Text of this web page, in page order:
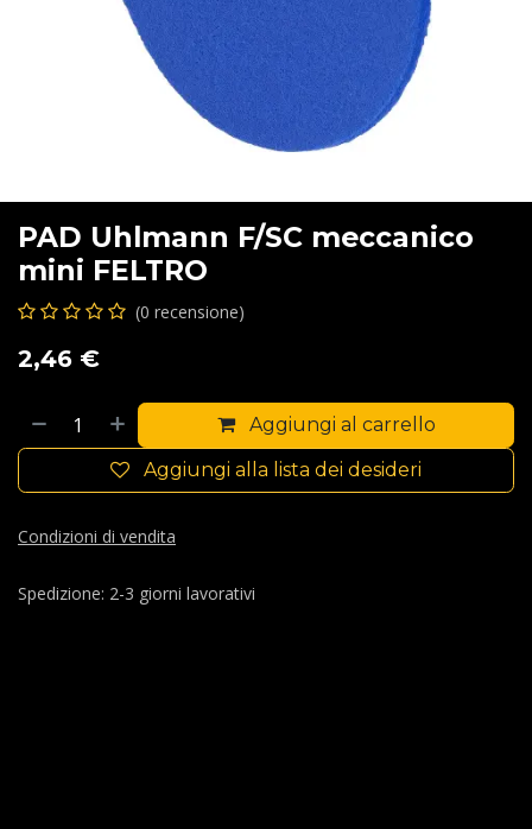
PAD Uhlmann F/SC meccanico
mini FELTRO
(0 recensione)
2,46 €
Aggiungi al carrello
Aggiungi alla lista dei desideri
Condizioni di vendita
Spedizione: 2-3 giorni lavorativi